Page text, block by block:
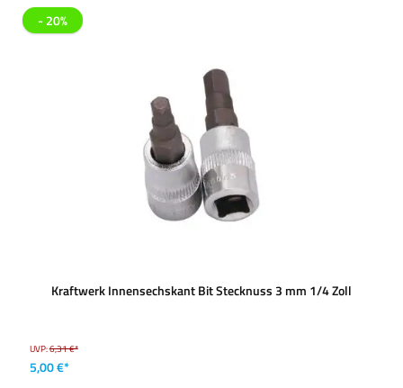
- 20%
Kraftwerk Innensechskant Bit Stecknuss 3 mm 1/4 Zoll
UVP:6,31 €*
5,00 €*